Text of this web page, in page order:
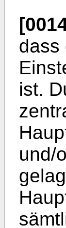
dass
ist.
und/